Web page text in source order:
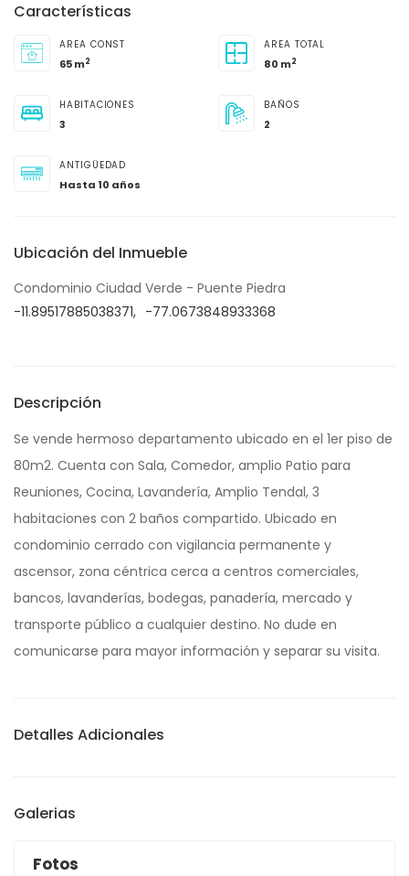
Características
AREA CONST
65 m2
AREA TOTAL
80 m2
HABITACIONES
3
BAÑOS
2
ANTIGÜEDAD
Hasta 10 años
Ubicación del Inmueble
Condominio Ciudad Verde - Puente Piedra
-11.89517885038371, -77.0673848933368
Descripción
Se vende hermoso departamento ubicado en el 1er piso de
80m2. Cuenta con Sala, Comedor, amplio Patio para
Reuniones, Cocina, Lavandería, Amplio Tendal, 3
habitaciones con 2 baños compartido. Ubicado en
condominio cerrado con vigilancia permanente y
ascensor, zona céntrica cerca a centros comerciales,
bancos, lavanderías, bodegas, panadería, mercado y
transporte público a cualquier destino. No dude en
comunicarse para mayor información y separar su visita.
Detalles Adicionales
Galerias
Fotos